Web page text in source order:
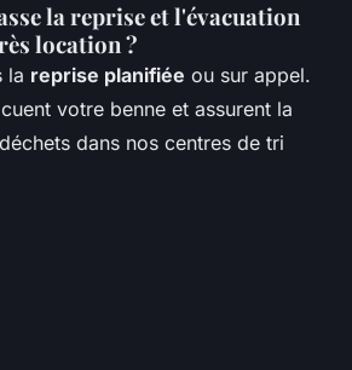
la reprise et l'évacuation
location ?
la reprise planifiée ou sur appel.
votre benne et assurent la
dans nos centres de tri